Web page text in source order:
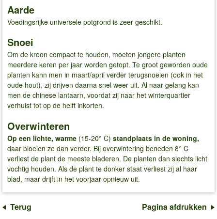
Aarde
Voedingsrijke universele potgrond is zeer geschikt.
Snoei
Om de kroon compact te houden, moeten jongere planten
meerdere keren per jaar worden getopt. Te groot geworden oude
planten kann men in maart/april verder terugsnoeien (ook in het
oude hout), zij drijven daarna snel weer uit. Al naar gelang kan
men de chinese lantaarn, voordat zij naar het winterquartier
verhuist tot op de helft inkorten.
Overwinteren
Op een lichte, warme (15-20° C) standplaats in de woning,
daar bloeien ze dan verder. Bij overwintering beneden 8° C
verliest de plant de meeste bladeren. De planten dan slechts licht
vochtig houden. Als de plant te donker staat verliest zij al haar
blad, maar drijft in het voorjaar opnieuw uit.
Terug Pagina afdrukken